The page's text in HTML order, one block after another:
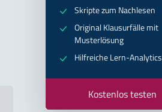
Skripte zum Nachlesen
Original Klausurfälle mit
Musterlösung
Hilfreiche Lern-Analytics
Kostenlos testen